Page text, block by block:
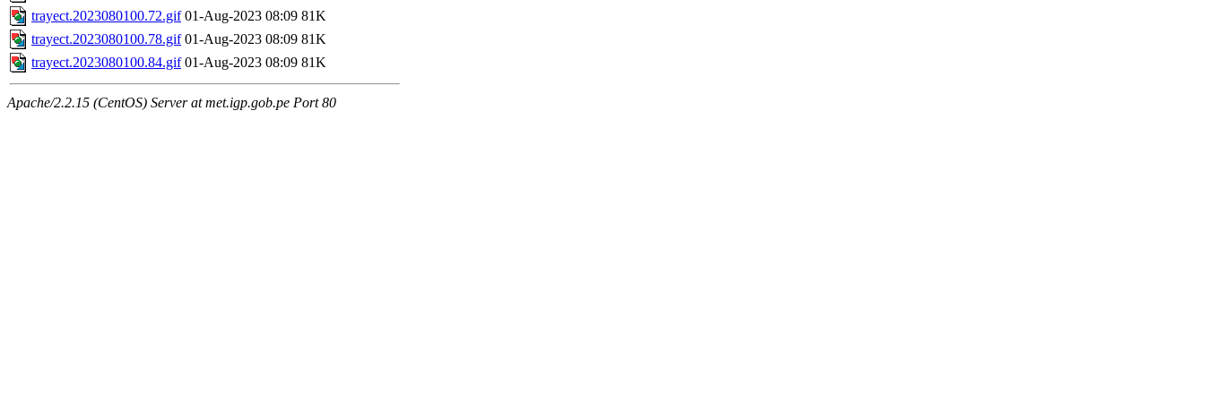
trayect.2023080100.72.gif 01-Aug-2023 08:09 81K
trayect.2023080100.78.gif 01-Aug-2023 08:09 81K
trayect.2023080100.84.gif 01-Aug-2023 08:09 81K
Apache/2.2.15 (CentOS) Server at met.igp.gob.pe Port 80